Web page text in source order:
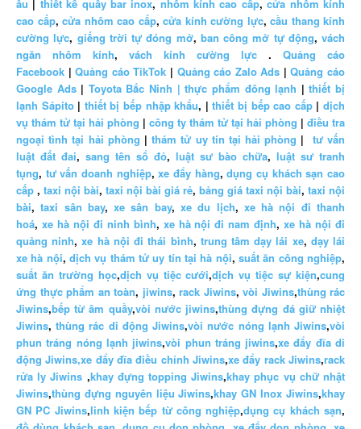
âu | thiết kế quầy bar inox, nhôm kính cao cấp,cửa nhôm kính
cao cấp, cửa nhôm cao cấp, cửa kính cường lực, cầu thang kính
cường lực, giếng trời tự đóng mở, ban công mở tự động, vách
ngăn nhôm kính, vách kính cường lực . Quảng cáo
Facebook |Quảng cáo TikTok | Quảng cáo Zalo Ads |Quảng cáo
Google Ads| Toyota Bắc Ninh | thực phẩm đông lạnh |thiết bị
lạnh Sápito | thiết bị bếp nhập khẩu, |thiết bị bếp cao cấp|dịch
vụ thám tử tại hải phòng | công ty thám tử tại hải phòng | điều tra
ngoại tình tại hải phòng |thám tử uy tín tại hải phòng | tư vấn
luật đất đai, sang tên sổ đỏ, luật sư bào chữa, luật sư tranh
tụng, tư vấn doanh nghiệp,xe đẩy hàng,dụng cụ khách sạn cao
cấp , taxi nội bài, taxi nội bài giá rẻ, bảng giá taxi nội bài, taxi nội
bài,taxi sân bay,xe sân bay,xe du lịch, xe hà nội đi thanh
hoá, xe hà nội đi ninh bình, xe hà nội đi nam định,xe hà nội đi
quảng ninh,xe hà nội đi thái bình, trung tâm dạy lái xe, dạy lái
xe hà nội,dịch vụ thám tử uy tín tại hà nội,suất ăn công nghiệp,
suất ăn trường học,dịch vụ tiệc cưới,dịch vụ tiệc sự kiện,cung
ứng thực phẩm an toàn, jiwins, rack Jiwins, vòi Jiwins,thùng rác
Jiwins,bếp từ âm quầy,vòi nước jiwins,thùng đựng đá giữ nhiệt
Jiwins,thùng rác di động Jiwins,vòi nước nóng lạnh Jiwins,vòi
phun tráng nóng lạnh jiwins,vòi phun tráng jiwins,xe đẩy đĩa di
động Jiwins,xe đẩy đĩa điều chỉnh Jiwins,xe đẩy rack Jiwins,rack
rửa ly Jiwins ,khay đựng topping Jiwins,khay phục vụ chữ nhật
Jiwins,thùng đựng nguyên liệu Jiwins,khay GN Inox Jiwins,khay
GN PC Jiwins,linh kiện bếp từ công nghiệp,dụng cụ khách sạn,